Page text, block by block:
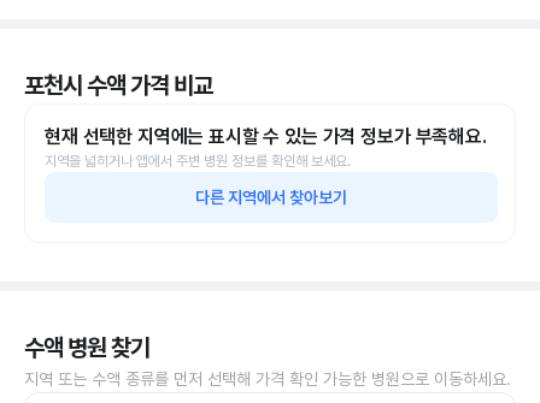
포천시 수액 가격 비교
현재 선택한 지역에는 표시할 수 있는 가격 정보가 부족해요.
지역을 넓히거나 앱에서 주변 병원 정보를 확인해 보세요.
다른 지역에서 찾아보기
수액 병원 찾기
지역 또는 수액 종류를 먼저 선택해 가격 확인 가능한 병원으로 이동하세요.